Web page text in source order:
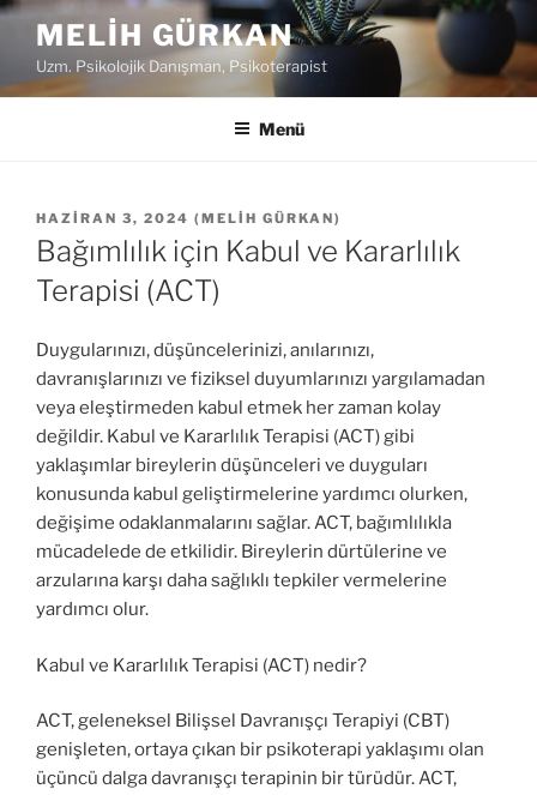
İ
r
MELIH GÜRKAN
Uzm. Psikolojik Danışman, Psikoterapist
Menü
Y
A
Y
I
M
A
I
H
I
HAZIRAN 3, 2024 ( MELIH GÜRKAN)
Bağımlılık için Kabul ve Kararlılık
Terapisi (ACT)
Duygularınızı, düşüncelerinizi, anılarınızı,
davranışlarınızı ve fiziksel duyumlarınızı yargılamadan
veya eleştirmeden kabul etmek her zaman kolay
değildir. Kabul ve Kararlılık Terapisi (ACT) gibi
yaklaşımlar bireylerin düşünceleri ve duyguları
konusunda kabul geliştirmelerine yardımcı olurken,
değişime odaklanmalarını sağlar. ACT, bağımlılıkla
mücadelede de etkilidir. Bireylerin dürtülerine ve
arzularına karşı daha sağlıklı tepkiler vermelerine
yardımcı olur.
Kabul ve Kararlılık Terapisi (ACT) nedir?
ACT, geleneksel Bilişsel Davranışçı Terapiyi (CBT)
genişleten, ortaya çıkan bir psikoterapi yaklaşımı olan
üçüncü dalga davranışçı terapinin bir türüdür. ACT,